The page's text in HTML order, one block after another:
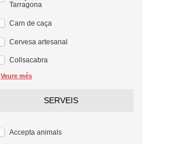
Tarragona
Carn de caça
Cervesa artesanal
Collsacabra
Veure més
SERVEIS
Accepta animals